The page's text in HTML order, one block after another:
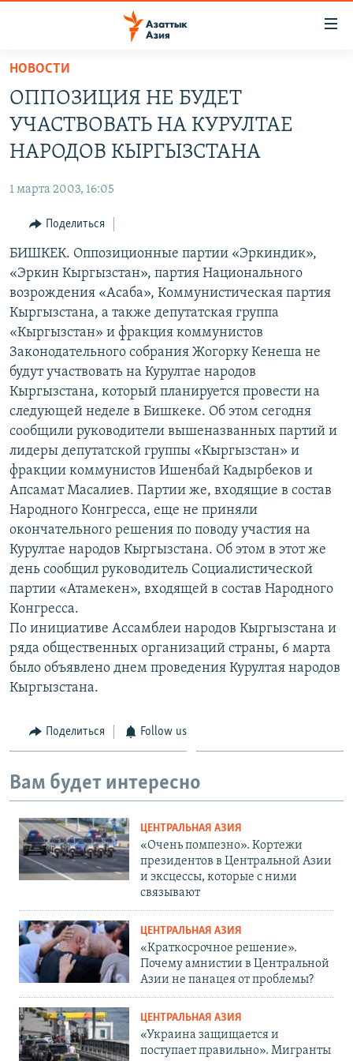
Вернуться
основному
содержанию
Вернутся
главной
навигации
Вернутся
поиску
КЫРГЫЗСТАН
ТАДЖИКИСТАН
ВОЙНА В УКРАИНЕ
ҚАЗАҚША
КЫРГЫЗЧА
ЎЗБЕКЧА
ТОҶИКӢ
TÜRKMENÇE
Все сайты РСЕ/РС
НОВОСТИ
ОППОЗИЦИЯ НЕ БУДЕТ
УЧАСТВОВАТЬ НА КУРУЛТАЕ
НАРОДОВ КЫРГЫЗСТАНА
1 марта 2003, 16:05
Поделиться
БИШКЕК. Оппозиционные партии «Эркиндик»,
«Эркин Кыргызстан», партия Национального
возрождения «Асаба», Коммунистическая партия
Кыргызстана, а также депутатская группа
«Кыргызстан» и фракция коммунистов
Законодательного собрания Жогорку Кенеша не
будут участвовать на Курултае народов
Кыргызстана, который планируется провести на
следующей неделе в Бишкеке. Об этом сегодня
сообщили руководители вышеназванных партий и
лидеры депутатской группы «Кыргызстан» и
фракции коммунистов Ишенбай Кадырбеков и
Апсамат Масалиев. Партии же, входящие в состав
Народного Конгресса, еще не приняли
окончательного решения по поводу участия на
Курултае народов Кыргызстана. Об этом в этот же
день сообщил руководитель Социалистической
партии «Атамекен», входящей в состав Народного
Конгресса.
По инициативе Ассамблеи народов Кыргызстана и
ряда общественных организаций страны, 6 марта
было объявлено днем проведения Курултая народов
Кыргызстана.
Поделиться Follow us
Вам будет интересно
ЦЕНТРАЛЬНАЯ АЗИЯ
«Очень помпезно». Кортежи
президентов в Центральной Азии
и эксцессы, которые с ними
связывают
ЦЕНТРАЛЬНАЯ АЗИЯ
«Краткосрочное решение».
Почему амнистии в Центральной
Азии не панацея от проблемы?
ЦЕНТРАЛЬНАЯ АЗИЯ
«Украина защищается и
поступает правильно». Мигранты